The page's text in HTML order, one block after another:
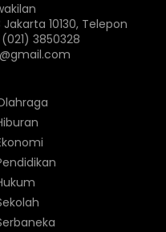
10130, Telepon
3850328